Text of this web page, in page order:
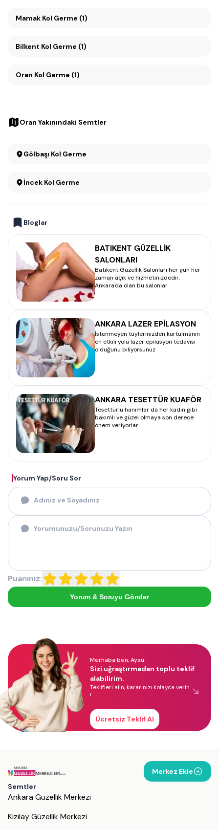
Mamak Kol Germe (1)
Bilkent Kol Germe (1)
Oran Kol Germe (1)
Oran Yakınındaki Semtler
Gölbaşı Kol Germe
İncek Kol Germe
Bloglar
BATIKENT GÜZELLİK
SALONLARI
Batıkent Güzellik Salonları her gün her
zaman açık ve hizmetinizdedir.
Ankara'da olan bu salonlar
ANKARA LAZER EPİLASYON
İstenmeyen tüylerinizden kurtulmanın
en etkili yolu lazer epilasyon tedavisi
olduğunu biliyorsunuz
ANKARA TESETTÜR KUAFÖR
Tesettürlü hanımlar da her kadın gibi
bakımlı ve güzel olmaya son derece
önem veriyorlar.
Yorum Yap/Soru Sor
Puanınız:
Yorum & Soruyu Gönder
Merhaba ben, Aysu.
Sizi uğraştırmadan toplu teklif
alabilirim.
Teklifleri alın, kararınızı kolayca verin
!
Ücretsiz Teklif Al
Merkez Ekle
Semtler
Ankara Güzellik Merkezi
Kızılay Güzellik Merkezi